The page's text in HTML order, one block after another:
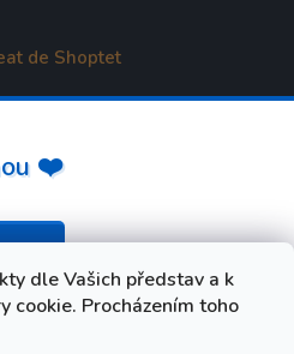
dle Vašich představ a k
cookie. Procházením toho
de Shoptet
❤️